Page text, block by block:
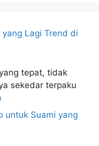
Lagi Trend di
tepat, tidak
sekedar terpaku
untuk Suami yang